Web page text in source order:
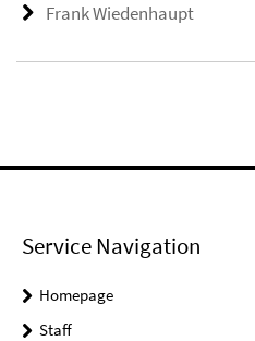
Frank Wiedenhaupt
Service Navigation
Homepage
Staff